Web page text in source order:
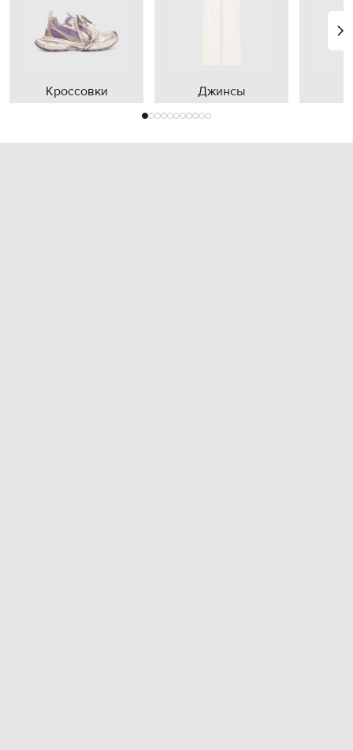
Кроссовки Джинсы